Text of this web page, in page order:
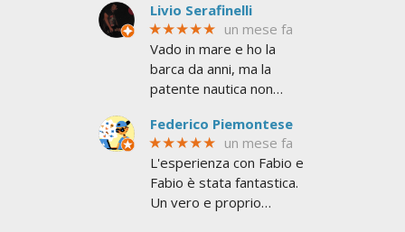
Livio Serafinelli
★★★★★ un mese fa
Vado in mare e ho la
barca da anni, ma la
patente nautica non
serviva per superare le
6 miglia dalla costa e non
avere limiti
Federico Piemontese
★★★★★ un mese fa
L'esperienza con Fabio e
Fabio è stata fantastica.
Un vero e proprio